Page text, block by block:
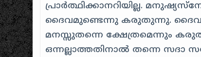
പ്രാര്‍ത്ഥിക്കാനറിയില്ല.
ദൈവമുണ്ടെന്നു കരുതുന്നു.
മനസ്സുതന്നെ ക്ഷേത്രമെന്നും
ഒന്നല്ലാത്തതിനാല്‍ തന്നെ സദാ